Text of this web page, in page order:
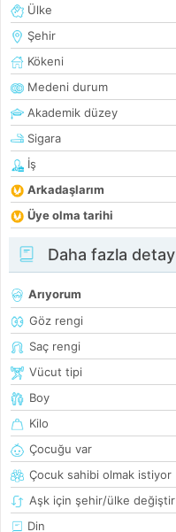
Ülke
Şehir
Kökeni
Medeni durum
Akademik düzey
Sigara
İş
Arkadaşlarım
Üye olma tarihi
Daha fazla detay
Arıyorum
Göz rengi
Saç rengi
Vücut tipi
Boy
Kilo
Çocuğu var
Çocuk sahibi olmak istiyor
Aşk için şehir/ülke değiştir
Din